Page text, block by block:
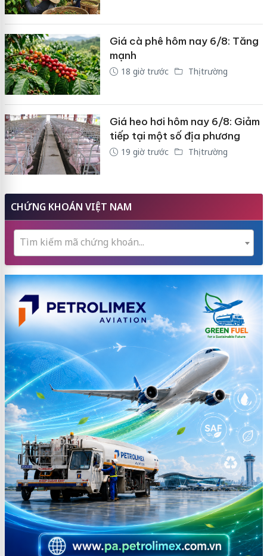
Giá cà phê hôm nay 6/8: Tăng
mạnh
18 giờ trước Thị trường
Giá heo hơi hôm nay 6/8: Giảm
tiếp tại một số địa phương
19 giờ trước Thị trường
CHỨNG KHOÁN VIỆT NAM
Tìm kiếm mã chứng khoán...